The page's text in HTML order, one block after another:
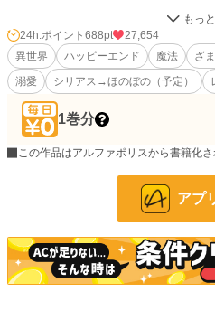
「本当、お前と違ってジュリーは賢くて
愛しそうな表情を浮かべて、妹を抱きし
「――あなたは、この家に要らないのよ」
扇子で私の頬を叩くお母様。
……そんなに私のことが嫌いなら、消え
消えた先で、私は『愛』を知ることが出
2,236 位 / 228,935
恋愛 1,274 位 / 66,396 件
お気に入り 9,950
24h.ポイント 688pt
27,654
異世界
ハッピーエンド 魔法 ざ
溺愛
シリアス→ほのぼの（予定）
1巻分
この作品はアルファポリスから書籍化
アプ